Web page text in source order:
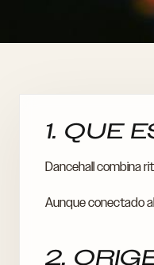
1. QUE
Dancehall combina
Aunque conectado
2.